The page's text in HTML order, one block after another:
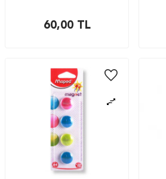
60,00TL